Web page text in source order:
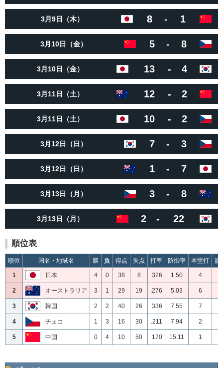
3月9日（木） 8 - 1
3月10日（金） 5 - 8
3月10日（金） 13 - 4
3月11日（土） 12 - 2
3月11日（土） 10 - 2
3月12日（日） 7 - 3
3月12日（日） 1 - 7
3月13日（月） 3 - 8
3月13日（月） 2 - 22
順位表
順位 国名・地域名 勝 負 得点 失点 打率 防御率 本塁打 盗
1 日本 4 0 38 8 .326 1.50 4
2 オーストラリア 3 1 29 19 .276 5.03 6
3 韓国 2 2 40 26 .336 7.55 7
4 チェコ 1 3 16 30 .211 7.94 2
5 中国 0 4 10 50 .170 15.11 1